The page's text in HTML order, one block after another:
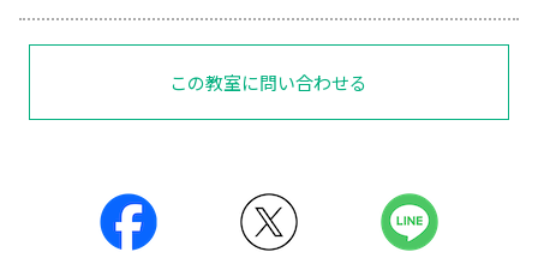
この教室に問い合わせる